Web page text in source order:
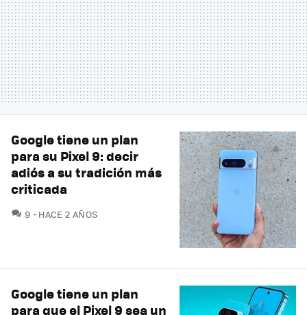
Google tiene un plan
para su Pixel 9: decir
adiós a su tradición más
criticada
9 COMENTARIOS
HACE 2 AÑOS
Google tiene un plan
para que el Pixel 9 sea un